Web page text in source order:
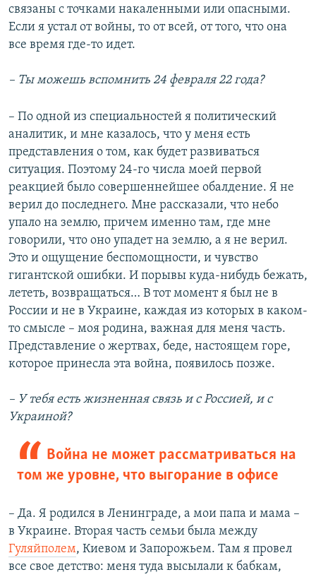
связаны с точками накаленными или опасными.
Если я устал от войны, то от всей, от того, что она
все время где-то идет.
– Ты можешь вспомнить 24 февраля 22 года?
– По одной из специальностей я политический
аналитик, и мне казалось, что у меня есть
представления о том, как будет развиваться
ситуация. Поэтому 24-го числа моей первой
реакцией было совершеннейшее обалдение. Я не
верил до последнего. Мне рассказали, что небо
упало на землю, причем именно там, где мне
говорили, что оно упадет на землю, а я не верил.
Это и ощущение беспомощности, и чувство
гигантской ошибки. И порывы куда-нибудь бежать,
лететь, возвращаться… В тот момент я был не в
России и не в Украине, каждая из которых в каком-
то смысле – моя родина, важная для меня часть.
Представление о жертвах, беде, настоящем горе,
которое принесла эта война, появилось позже.
– У тебя есть жизненная связь и с Россией, и с
Украиной?
Война не может рассматриваться на
том же уровне, что выгорание в офисе
– Да. Я родился в Ленинграде, а мои папа и мама –
в Украине. Вторая часть семьи была между
Гуляйполем, Киевом и Запорожьем. Там я провел
все свое детство: меня туда высылали к бабкам,